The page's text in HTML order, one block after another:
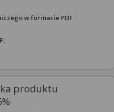
w formacie PDF :
produktu